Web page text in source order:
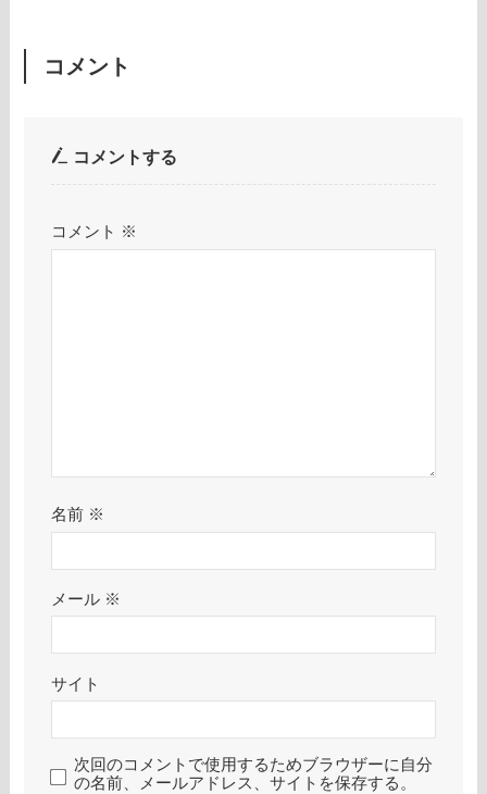
コメント
コメントする
コメント ※
名前 ※
メール ※
サイト
次回のコメントで使用するためブラウザーに自分
の名前、メールアドレス、サイトを保存する。